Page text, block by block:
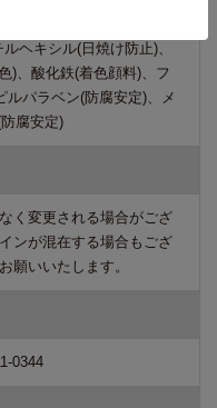
(製品の抗酸化)、ペンテト
ヘキシル(日焼け防止)、
)、酸化鉄(着色顔料)、フ
ルパラベン(防腐安定)、メ
腐安定)
く変更される場合がござ
ンが混在する場合もござ
願いいたします。
0344